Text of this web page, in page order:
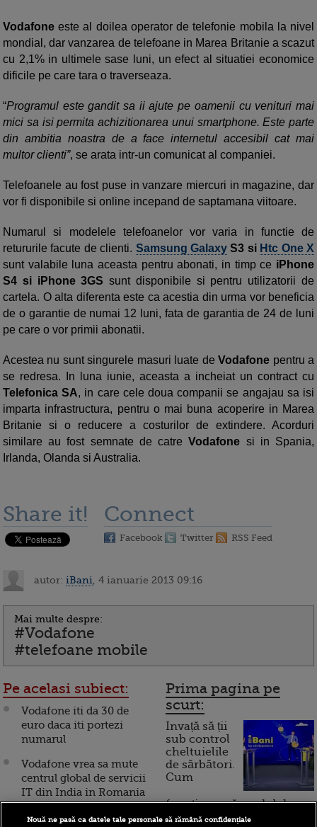
Vodafone este al doilea operator de telefonie mobila la nivel
mondial, dar vanzarea de telefoane in Marea Britanie a scazut
cu 2,1% in ultimele sase luni, un efect al situatiei economice
dificile pe care tara o traverseaza.
“Programul este gandit sa ii ajute pe oamenii cu venituri mai
mici sa isi permita achizitionarea unui smartphone. Este parte
din ambitia noastra de a face internetul accesibil cat mai
multor clienti”, se arata intr-un comunicat al companiei.
Telefoanele au fost puse in vanzare miercuri in magazine, dar
vor fi disponibile si online incepand de saptamana viitoare.
Numarul si modelele telefoanelor vor varia in functie de
retururile facute de clienti. Samsung Galaxy S3 si Htc One X
sunt valabile luna aceasta pentru abonati, in timp ce iPhone
S4 si iPhone 3GS sunt disponibile si pentru utilizatorii de
cartela. O alta diferenta este ca acestia din urma vor beneficia
de o garantie de numai 12 luni, fata de garantia de 24 de luni
pe care o vor primii abonatii.
Acestea nu sunt singurele masuri luate deVodafone pentru a
se redresa. In luna iunie, aceasta a incheiat un contract cu
Telefonica SA, in care cele doua companii se angajau sa isi
imparta infrastructura, pentru o mai buna acoperire in Marea
Britanie si o reducere a costurilor de extindere. Acorduri
similare au fost semnate de catreVodafone si in Spania,
Irlanda, Olanda si Australia.
Share it! Connect
Facebook Twitter RSS Feed
autor: iBani , 4 ianuarie 2013 09:16
Mai multe despre:
#Vodafone
#telefoane mobile
Pe acelasi subiect:
Vodafone iti da 30 de
euro daca iti portezi
numarul
Vodafone vrea sa mute
centrul global de servicii
IT din India in Romania
sau Ungaria
Prima pagina pe
scurt:
Invață să ții
sub control
cheltuielile
de sărbători.
Cum
funcționează cardul de
cumpărături
Nouă ne pasă ca datele tale personale să rămână confidențiale